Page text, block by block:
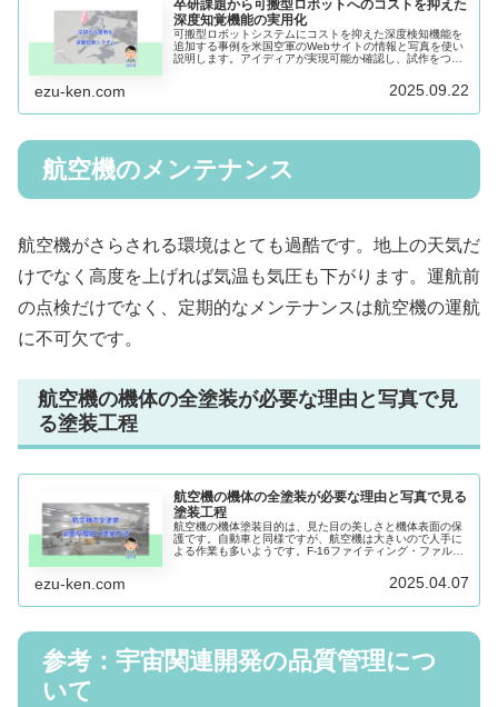
卒研課題から可搬型ロボットへのコストを抑えた
深度知覚機能の実用化
可搬型ロボットシステムにコストを抑えた深度検知機能を
追加する事例を米国空軍のWebサイトの情報と写真を使い
説明します。アイディアが実現可能か確認し、試作をつく
ezu-ken.com 2025.09.22
航空機のメンテナンス
航空機がさらされる環境はとても過酷です。地上の天気だ
けでなく高度を上げれば気温も気圧も下がります。運航前
の点検だけでなく、定期的なメンテナンスは航空機の運航
に不可欠です。
航空機の機体の全塗装が必要な理由と写真で見
る塗装工程
航空機の機体の全塗装が必要な理由と写真で見る
塗装工程
航空機の機体塗装目的は、見た目の美しさと機体表面の保
護です。自動車と同様ですが、航空機は大きいので人手に
よる作業も多いようです。F-16ファイティング・ファルコ
ezu-ken.com 2025.04.07
参考：宇宙関連開発の品質管理につ
いて